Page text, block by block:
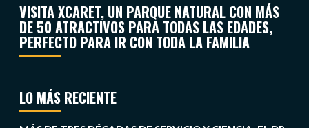
VISITA XCARET, UN PARQUE NATURAL CON MÁS
DE 50 ATRACTIVOS PARA TODAS LAS EDADES,
PERFECTO PARA IR CON TODA LA FAMILIA
LO MÁS RECIENTE